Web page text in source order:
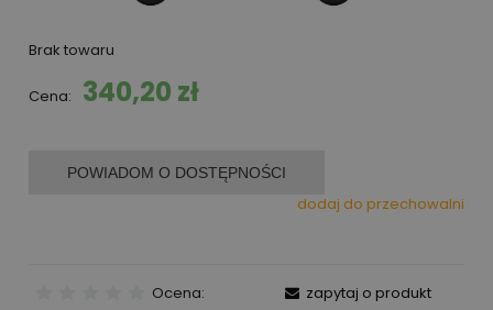
Brak towaru
Cena: 340,20 zł
POWIADOM O DOSTĘPNOŚCI
dodaj do przechowalni
Ocena:
zapytaj o produkt